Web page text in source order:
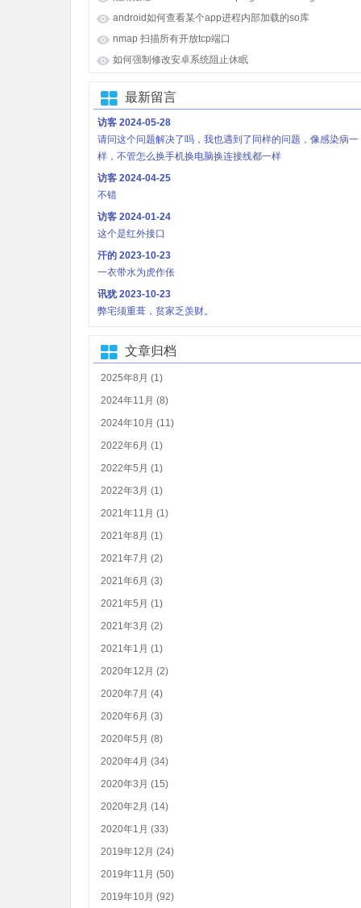
android如何查看某个app进程内部加载的so库
nmap 扫描所有开放tcp端口
如何强制修改安卓系统阻止休眠
最新留言
访客2024-05-28
请问这个问题解决了吗，我也遇到了同样的问题，像感染病一
样，不管怎么换手机换电脑换连接线都一样
访客2024-04-25
不错
访客2024-01-24
这个是红外接口
汗的2023-10-23
一衣带水为虎作伥
讯犹2023-10-23
弊宅须重葺，贫家乏羡财。
文章归档
2025年8月 (1)
2024年11月 (8)
2024年10月 (11)
2022年6月 (1)
2022年5月 (1)
2022年3月 (1)
2021年11月 (1)
2021年8月 (1)
2021年7月 (2)
2021年6月 (3)
2021年5月 (1)
2021年3月 (2)
2021年1月 (1)
2020年12月 (2)
2020年7月 (4)
2020年6月 (3)
2020年5月 (8)
2020年4月 (34)
2020年3月 (15)
2020年2月 (14)
2020年1月 (33)
2019年12月 (24)
2019年11月 (50)
2019年10月 (92)